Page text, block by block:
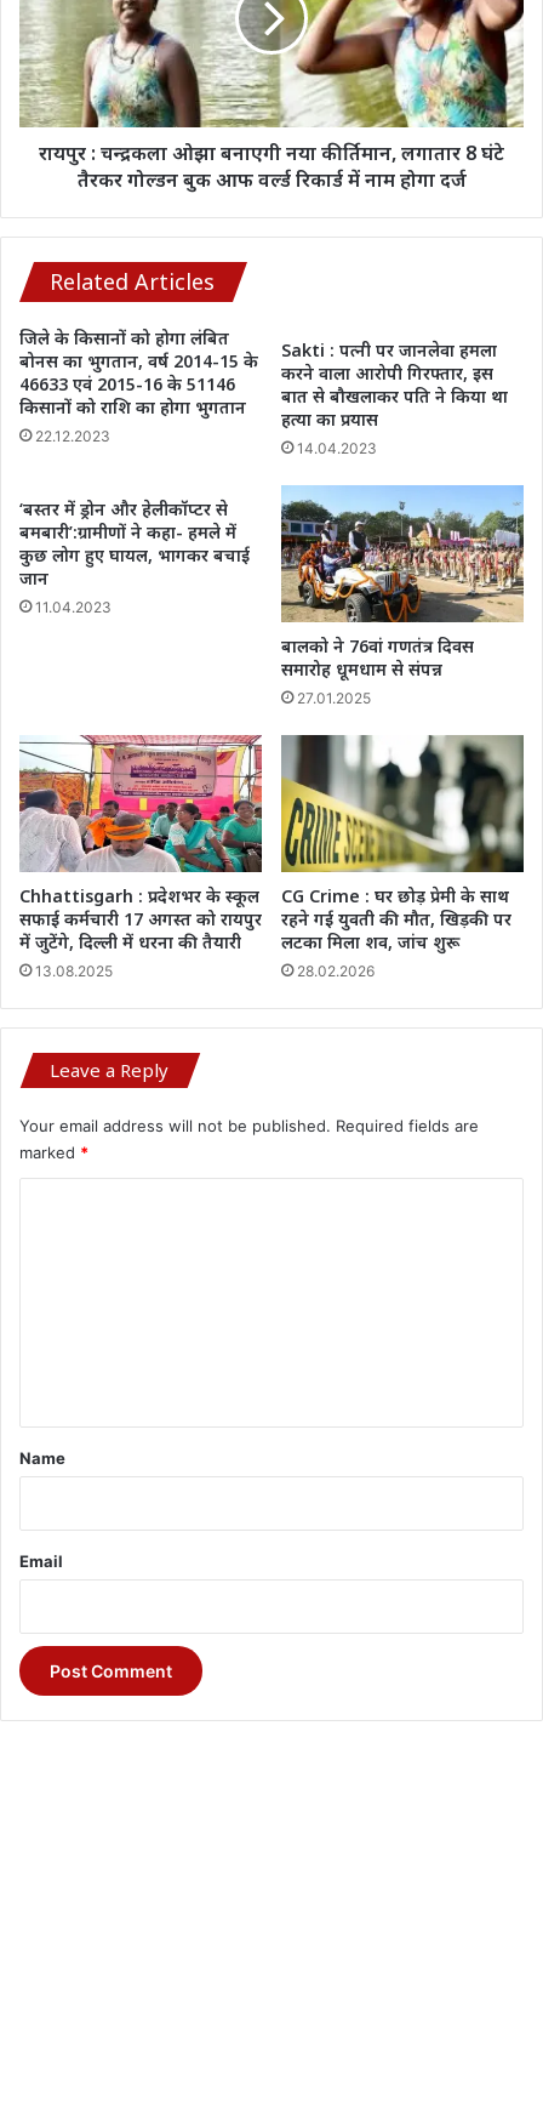
बनाएगी
नया
कीर्तिमान,
लगातार
8
वर्ल्ड
रिकार्ड
में
नाम
होगा
दर्ज
रायपुर : चन्द्रकला ओझा बनाएगी नया कीर्तिमान, लगातार 8 घंटे
तैरकर गोल्डन बुक आफ वर्ल्ड रिकार्ड में नाम होगा दर्ज
Related Articles
जिले के किसानों को होगा लंबित
बोनस का भुगतान, वर्ष 2014-15 के
46633 एवं 2015-16 के 51146
किसानों को राशि का होगा भुगतान
22.12.2023
Sakti : पत्नी पर जानलेवा हमला
करने वाला आरोपी गिरफ्तार, इस
बात से बौखलाकर पति ने किया था
हत्या का प्रयास
14.04.2023
‘बस्तर में ड्रोन और हेलीकॉप्टर से
बमबारी’:ग्रामीणों ने कहा- हमले में
कुछ लोग हुए घायल, भागकर बचाई
जान
11.04.2023
बालको ने 76वां गणतंत्र दिवस
समारोह धूमधाम से संपन्न
27.01.2025
Chhattisgarh : प्रदेशभर के स्कूल
सफाई कर्मचारी 17 अगस्त को रायपुर
में जुटेंगे, दिल्ली में धरना की तैयारी
13.08.2025
CG Crime : घर छोड़ प्रेमी के साथ
रहने गई युवती की मौत, खिड़की पर
लटका मिला शव, जांच शुरू
28.02.2026
Leave a Reply
Your email address will not be published. Required fields are
marked *
*
Name
Email